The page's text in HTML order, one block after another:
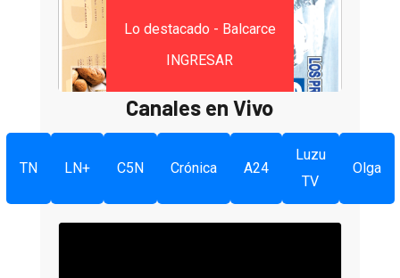
Lo destacado - Balcarce
INGRESAR
Canales en Vivo
TN LN+ C5N Crónica A24
Luzu
TV
Olga